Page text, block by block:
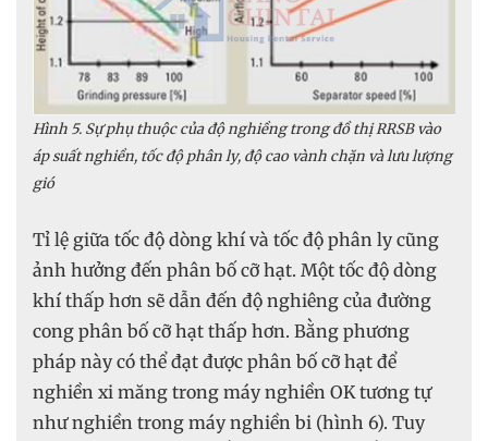
Hình 5. Sự phụ thuộc của độ nghiềng trong đồ thị RRSB vào
áp suất nghiền, tốc độ phân ly, độ cao vành chặn và lưu lượng
gió
Tỉ lệ giữa tốc độ dòng khí và tốc độ phân ly cũng
ảnh hưởng đến phân bố cỡ hạt. Một tốc độ dòng
khí thấp hơn sẽ dẫn đến độ nghiêng của đường
cong phân bố cỡ hạt thấp hơn. Bằng phương
pháp này có thể đạt được phân bố cỡ hạt để
nghiền xi măng trong máy nghiền OK tương tự
như nghiền trong máy nghiền bi (hình 6). Tuy